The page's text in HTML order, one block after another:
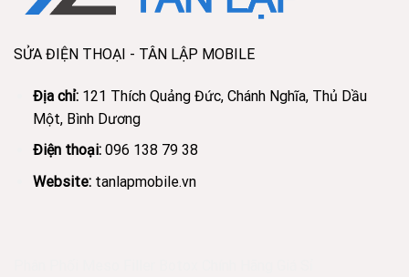
SỬA ĐIỆN THOẠI - TÂN LẬP MOBILE
Địa chỉ: 121 Thích Quảng Đức, Chánh Nghĩa, Thủ Dầu
Một, Bình Dương
Điện thoại: 096 138 79 38
Website: tanlapmobile.vn